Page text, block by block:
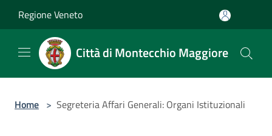
Regione Veneto
Città di Montecchio Maggiore
Home > Segreteria Affari Generali: Organi Istituzionali